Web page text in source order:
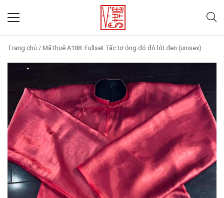
Trang chủ / Mã thuê A188: Fullset Tấc tơ óng đỏ đô lót đen (unisex)